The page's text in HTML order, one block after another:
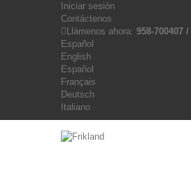
Iniciar sesión
Contáctenos
Llámenos ahora: 958-700407
Español
English
Español
Français
Deutsch
Italiano